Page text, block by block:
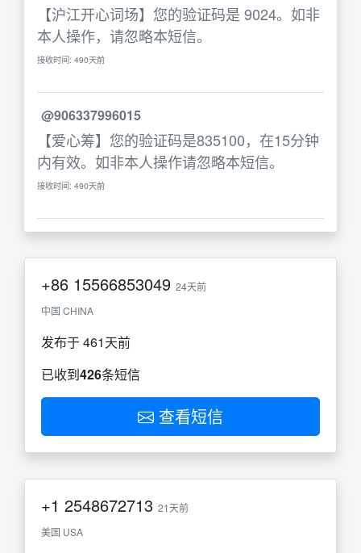
【沪江开心词场】您的验证码是 9024。如非
本人操作，请忽略本短信。
接收时间: 490天前
@906337996015
【爱心筹】您的验证码是835100，在15分钟
内有效。如非本人操作请忽略本短信。
接收时间: 490天前
+86 15566853049 24天前
中国 CHINA
发布于 461天前
已收到426条短信
查看短信
+1 2548672713 21天前
美国 USA